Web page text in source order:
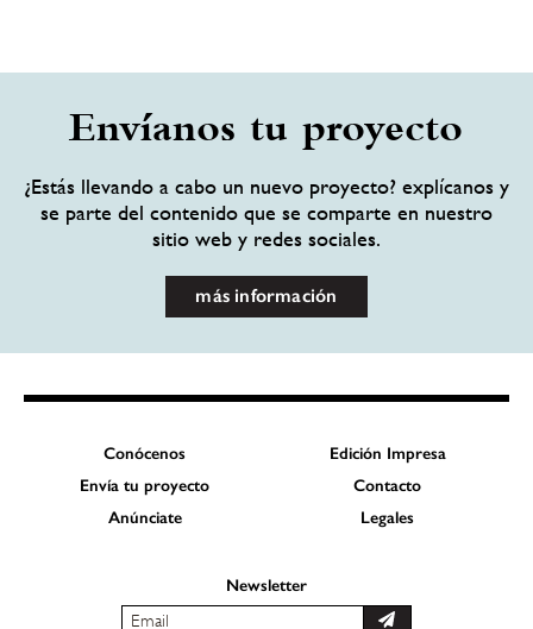
Envíanos tu proyecto
¿Estás llevando a cabo un nuevo proyecto? explícanos y
se parte del contenido que se comparte en nuestro
sitio web y redes sociales.
más información
Conócenos
Edición Impresa
Envía tu proyecto
Contacto
Anúnciate
Legales
Newsletter